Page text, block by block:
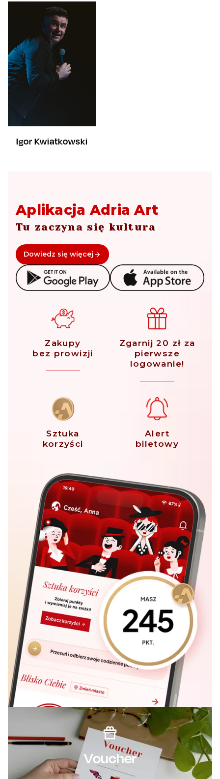
Igor Kwiatkowski
Aplikacja Adria Art
Tu zaczyna się kultura
Dowiedz się więcej
Zakupy
bez prowizji
Zgarnij 20 zł za
pierwsze
logowanie!
Sztuka
korzyści
Alert
biletowy
Voucher